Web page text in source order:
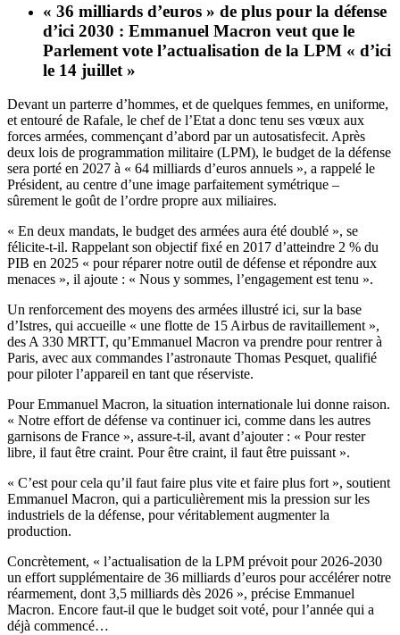
« 36 milliards d’euros » de plus pour la défense
d’ici 2030 : Emmanuel Macron veut que le
Parlement vote l’actualisation de la LPM « d’ici
le 14 juillet »
Devant un parterre d’hommes, et de quelques femmes, en uniforme,
et entouré de Rafale, le chef de l’Etat a donc tenu ses vœux aux
forces armées, commençant d’abord par un autosatisfecit. Après
deux lois de programmation militaire (LPM), le budget de la défense
sera porté en 2027 à « 64 milliards d’euros annuels », a rappelé le
Président, au centre d’une image parfaitement symétrique –
sûrement le goût de l’ordre propre aux miliaires.
« En deux mandats, le budget des armées aura été doublé », se
félicite-t-il. Rappelant son objectif fixé en 2017 d’atteindre 2 % du
PIB en 2025 « pour réparer notre outil de défense et répondre aux
menaces », il ajoute : « Nous y sommes, l’engagement est tenu ».
Un renforcement des moyens des armées illustré ici, sur la base
d’Istres, qui accueille « une flotte de 15 Airbus de ravitaillement »,
des A 330 MRTT, qu’Emmanuel Macron va prendre pour rentrer à
Paris, avec aux commandes l’astronaute Thomas Pesquet, qualifié
pour piloter l’appareil en tant que réserviste.
Pour Emmanuel Macron, la situation internationale lui donne raison.
« Notre effort de défense va continuer ici, comme dans les autres
garnisons de France », assure-t-il, avant d’ajouter : « Pour rester
libre, il faut être craint. Pour être craint, il faut être puissant ».
« C’est pour cela qu’il faut faire plus vite et faire plus fort », soutient
Emmanuel Macron, qui a particulièrement mis la pression sur les
industriels de la défense, pour véritablement augmenter la
production.
Concrètement, « l’actualisation de la LPM prévoit pour 2026-2030
un effort supplémentaire de 36 milliards d’euros pour accélérer notre
réarmement, dont 3,5 milliards dès 2026 », précise Emmanuel
Macron. Encore faut-il que le budget soit voté, pour l’année qui a
déjà commencé…